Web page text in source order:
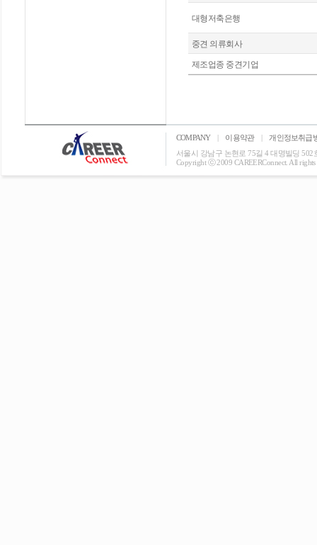
대형저축은행
중견 의류회사
제조업종 중견기업
COMPANY | 이용약관 |
개인정보취급
서울시 강남구 논현로 75길 4 대명빌딩 502
Copyright ⓒ 2009 CAREERConnect. All rights